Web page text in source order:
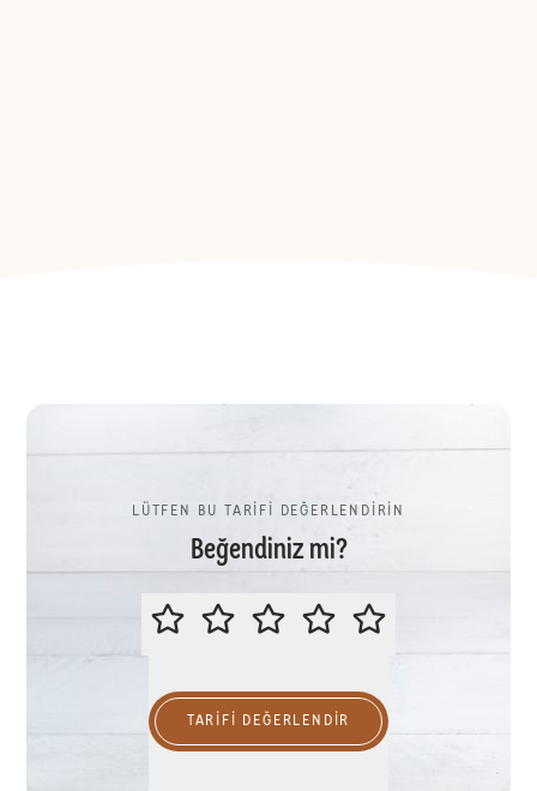
LÜTFEN BU TARİFİ DEĞERLENDİRİN
Beğendiniz mi?
LÜTFEN BU TARİFİ
TARIFI DEĞERLENDİR